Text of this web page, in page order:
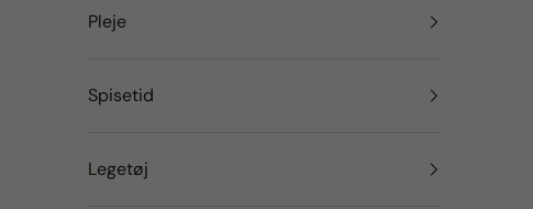
Pleje
Spisetid
Legetøj